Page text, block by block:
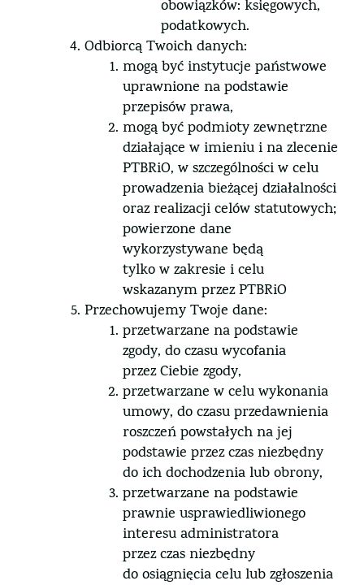
obowiązków: księgowych,
podatkowych.
Odbiorcą Twoich danych:
mogą być instytucje państwowe
uprawnione na podstawie
przepisów prawa,
mogą być podmioty zewnętrzne
działające w imieniu i na zlecenie
PTBRiO, w szczególności w celu
prowadzenia bieżącej działalności
oraz realizacji celów statutowych;
powierzone dane
wykorzystywane będą
tylko w zakresie i celu
wskazanym przez PTBRiO
Przechowujemy Twoje dane:
przetwarzane na podstawie
zgody, do czasu wycofania
przez Ciebie zgody,
przetwarzane w celu wykonania
umowy, do czasu przedawnienia
roszczeń powstałych na jej
podstawie przez czas niezbędny
do ich dochodzenia lub obrony,
przetwarzane na podstawie
prawnie usprawiedliwionego
interesu administratora
przez czas niezbędny
do osiągnięcia celu lub zgłoszenia